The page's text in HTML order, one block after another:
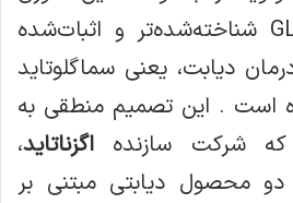
ایمپلنت با یک GLP-1 شناخته‌شده‌تر و اثبات‌شده
دیابت، یعنی سماگلوتاید
است . این تصمیم منطقی به
شرکت سازنده اگزناتاید،
دو محصول دیابتی مبتنی بر